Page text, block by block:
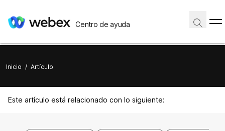
Centro de ayuda
Inicio / Artículo
Este artículo está relacionado con lo siguiente: